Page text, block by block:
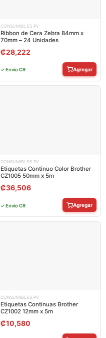
CONSUMIBLES PV
Ribbon de Cera Zebra 84mm x
70mm – 24 Unidades
₡28,222
✓ Envío CR Agregar
CONSUMIBLES PV
Etiquetas Continuo Color Brother
CZ1005 50mm x 5m
₡36,506
✓ Envío CR Agregar
CONSUMIBLES PV
Etiquetas Continuas Brother
CZ1002 12mm x 5m
₡10,580